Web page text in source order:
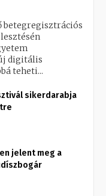
betegregisztrációs
digitális
teheti...
sikerdarabja
jelent meg a